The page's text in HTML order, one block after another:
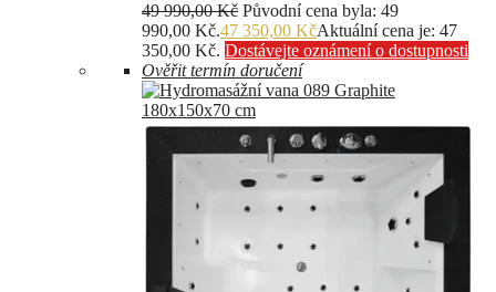
49 990,00Kč Původní cena byla: 49
990,00 Kč.47 350,00 KčAktuální cena je: 47
350,00 Kč. Dostávejte oznámení o dostupnosti
Ověřit termín doručení